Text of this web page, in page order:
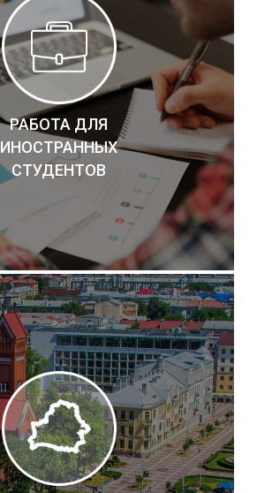
РАБОТА ДЛЯ
ИНОСТРАННЫХ
СТУДЕНТОВ